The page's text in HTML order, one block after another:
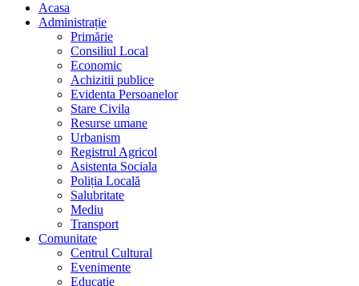
Acasa
Administrație
Primărie
Consiliul Local
Economic
Achizitii publice
Evidenta Persoanelor
Stare Civila
Resurse umane
Urbanism
Registrul Agricol
Asistenta Sociala
Poliția Locală
Salubritate
Mediu
Transport
Comunitate
Centrul Cultural
Evenimente
Educație